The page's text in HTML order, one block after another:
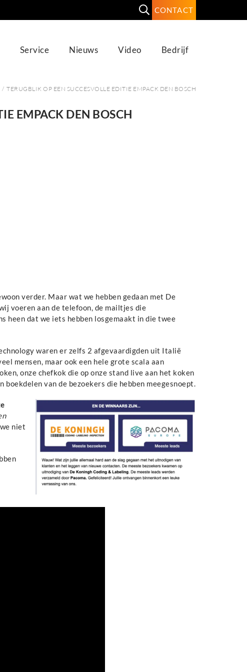
CONTACT
Service Nieuws Video Bedrijf
/ TERUGBLIK OP EEN SUCCESVOLLE EDITIE EMPACK DEN BOSCH
EMPACK DEN BOSCH
verder. Maar wat we hebben gedaan met De
voeren aan de telefoon, de mailtjes die
heen dat we iets hebben losgemaakt in die twee
waren er zelfs 2 afgevaardigden uit Italië
mensen, maar ook een hele grote scala aan
onze chefkok die op onze stand live aan het koken
van de bezoekers die hebben meegesnoept.
niet